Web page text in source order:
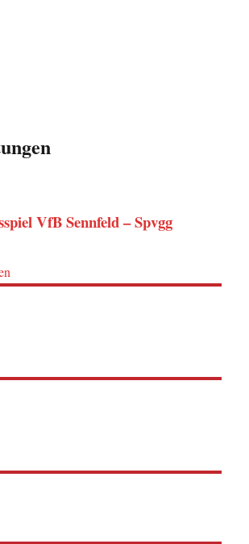
VfB Sennfeld – Spvgg